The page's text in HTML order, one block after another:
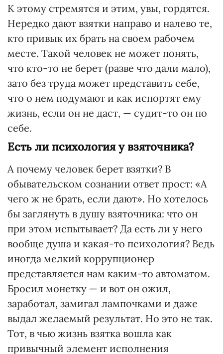
К этому стремятся и этим, увы, гордятся.
Нередко дают взятки направо и налево те,
кто привык их брать на своем рабочем
месте. Такой человек не может понять,
что кто-то не берет (разве что дали мало),
зато без труда может представить себе,
что о нем подумают и как испортят ему
жизнь, если он не даст, — судит-то он по
себе.
Есть ли психология у взяточника?
А почему человек берет взятки? В
обывательском сознании ответ прост: «А
чего ж не брать, если дают». Но хотелось
бы заглянуть в душу взяточника: что он
при этом испытывает? Да есть ли у него
вообще душа и какая-то психология? Ведь
иногда мелкий коррупционер
представляется нам каким-то автоматом.
Бросил монетку — и вот он ожил,
заработал, замигал лампочками и даже
выдал желаемый результат. Но это не так.
Тот, в чью жизнь взятка вошла как
привычный элемент исполнения